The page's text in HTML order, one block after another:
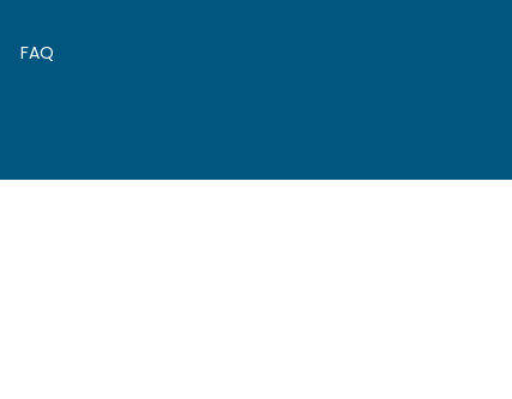
FAQ